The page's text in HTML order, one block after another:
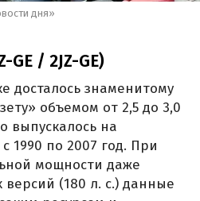
дня»
GE / 2JZ-GE)
досталось знаменитому
объемом от 2,5 до 3,0
выпускалось на
1990 по 2007 год. При
мощности даже
(180 л. с.) данные